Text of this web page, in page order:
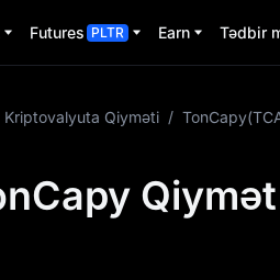
Futures PLTR Earn Tədbir
Kriptovalyuta Qiyməti /